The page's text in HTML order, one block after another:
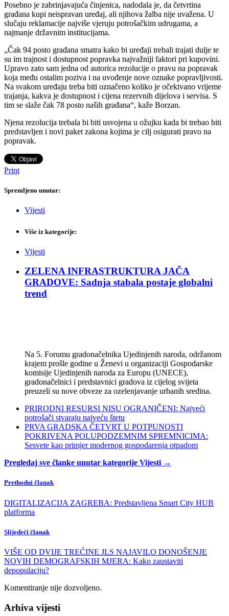
Posebno je zabrinjavajuća činjenica, nadodala je, da četvrtina
građana kupi neispravan uređaj, ali njihova žalba nije uvažena. U
slučaju reklamacije najviše vjeruju potrošačkim udrugama, a
najmanje državnim institucijama.
„Čak 94 posto građana smatra kako bi uređaji trebali trajati dulje te
su im trajnost i dostupnost popravka najvažniji faktori pri kupovini.
Upravo zato sam jedna od autorica rezolucije o pravu na popravak
koja među ostalim poziva i na uvođenje nove oznake popravljivosti.
Na svakom uređaju treba biti označeno koliko je očekivano vrijeme
trajanja, kakva je dostupnost i cijena rezervnih dijelova i servisa. S
tim se slaže čak 78 posto naših građana“, kaže Borzan.
Njena rezolucija trebala bi biti usvojena u ožujku kada bi trebao biti
predstavljen i novi paket zakona kojima je cilj osigurati pravo na
popravak.
Print
Spremljeno unutar:
Vijesti
Više iz kategorije:
Vijesti
ZELENA INFRASTRUKTURA JAČA
GRADOVE: Sadnja stabala postaje globalni
trend
Na 5. Forumu gradonačelnika Ujedinjenih naroda, održanom
krajem prošle godine u Ženevi u organizaciji Gospodarske
komisije Ujedinjenih naroda za Europu (UNECE),
gradonačelnici i predstavnici gradova iz cijelog svijeta
preuzeli su nove obveze za ozelenjavanje urbanih sredina.
PRIRODNI RESURSI NISU OGRANIČENI: Najveći
potrošači stvaraju najveću štetu
PRVA GRADSKA ČETVRT U POTPUNOSTI
POKRIVENA POLUPODZEMNIM SPREMNICIMA:
Sesvete kao primjer modernog gospodarenja otpadom
Pregledaj sve članke unutar kategorije Vijesti →
Prethodni članak
DIGITALIZACIJA ZAGREBA: Predstavljena Smart City HUB
platforma
Slijedeći članak
VIŠE OD DVIJE TREĆINE JLS NAJAVILO DONOŠENJE
NOVIH DEMOGRAFSKIH MJERA: Kako zaustaviti
depopulaciju?
Komentiranje nije dozvoljeno.
Arhiva vijesti